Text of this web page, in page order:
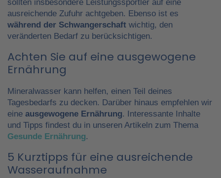
sollten insbesondere Leistungssportler auf eine
ausreichende Zufuhr achtgeben. Ebenso ist es
während der Schwangerschaft wichtig, den
veränderten Bedarf zu berücksichtigen.
Achten Sie auf eine ausgewogene
Ernährung
Mineralwasser kann helfen, einen Teil deines
Tagesbedarfs zu decken. Darüber hinaus empfehlen wir
eine ausgewogene Ernährung. Interessante Inhalte
und Tipps findest du in unseren Artikeln zum Thema
Gesunde Ernährung.
5 Kurztipps für eine ausreichende
Wasseraufnahme